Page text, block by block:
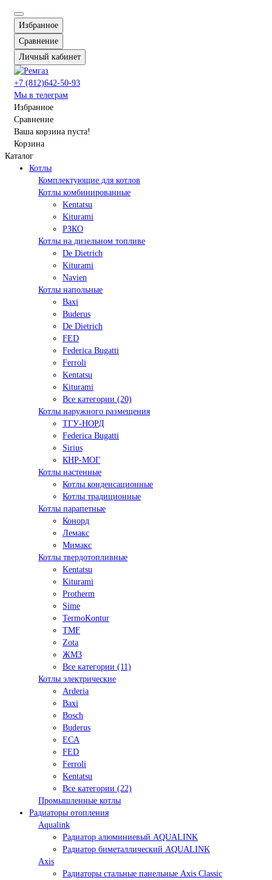
Избранное
Сравнение
Личный кабинет
+7 (812)642-50-93
Мы в телеграм
Избранное
Сравнение
Ваша корзина пуста!
Корзина
Каталог
Котлы
Комплектующие для котлов
Котлы комбинированные
Kentatsu
Kiturami
РЗКО
Котлы на дизельном топливе
De Dietrich
Kiturami
Navien
Котлы напольные
Baxi
Buderus
De Dietrich
FED
Federica Bugatti
Ferroli
Kentatsu
Kiturami
Все категории (20)
Котлы наружного размещения
ТГУ-НОРД
Federica Bugatti
Sirius
КНР-МОГ
Котлы настенные
Котлы конденсационные
Котлы традиционные
Котлы парапетные
Конорд
Лемакс
Мимакс
Котлы твердотопливные
Kentatsu
Kiturami
Protherm
Sime
TermoKontur
TMF
Zota
ЖМЗ
Все категории (11)
Котлы электрические
Arderia
Baxi
Bosch
Buderus
ECA
FED
Ferroli
Kentatsu
Все категории (22)
Промышленные котлы
Радиаторы отопления
Aqualink
Радиатор алюминиевый AQUALINK
Радиатор биметаллический AQUALINK
Axis
Радиаторы стальные панельные Axis Classic